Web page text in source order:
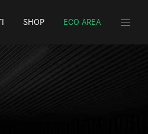
SHOP ECO AREA